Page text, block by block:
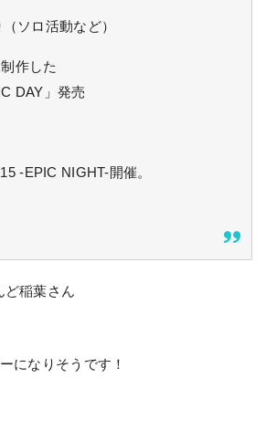
ソロ活動など）
作した
DAY」発売
-EPIC NIGHT-開催。
ど稲葉さん
になりそうです！